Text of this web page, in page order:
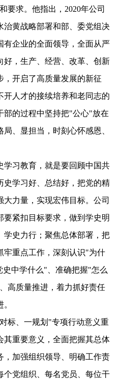
要求。他指出，2020年公司
治黄战略部署和部、委党组决
有企业的全面领导，全面从严
好，生产、经营、改革、创新
，开启了高质量发展的新征
开人才的接续培养和老同志的
部的过程中坚持把"公心"放在
、显担当，时刻心怀感恩、
学习教育，就是要回顾中国共
史学习好、总结好，把党的精
力量，实现宏伟目标。公司
要紧扣目标要求，做到学史明
学史力行；聚焦总体部署，把
牢重点工作，深刻认识"为什
中学什么"、准确把握"怎么
高质量推进，着力抓好责任
标、一规划"专项行动意义重
其重要意义，全面把握其总体
，加强组织领导、明确工作责
个党组织、每名党员、每位干